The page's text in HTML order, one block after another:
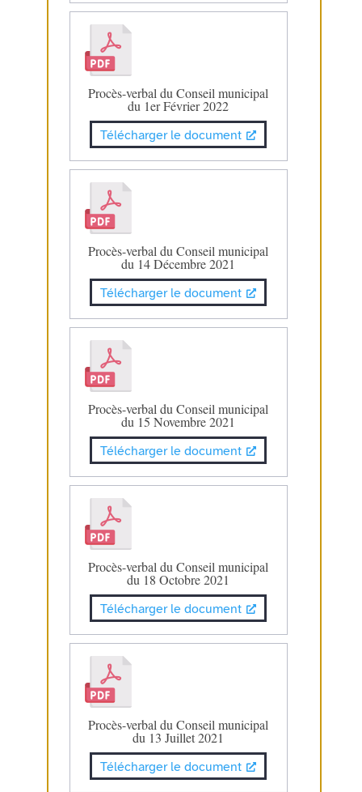
Procès-verbal du Conseil municipal
du 1er Février 2022
Télécharger le document
Procès-verbal du Conseil municipal
du 14 Décembre 2021
Télécharger le document
Procès-verbal du Conseil municipal
du 15 Novembre 2021
Télécharger le document
Procès-verbal du Conseil municipal
du 18 Octobre 2021
Télécharger le document
Procès-verbal du Conseil municipal
du 13 Juillet 2021
Télécharger le document